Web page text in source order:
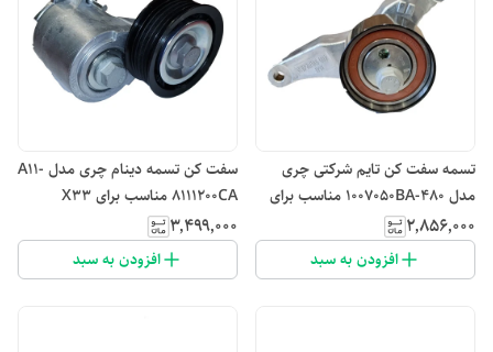
تسمه سفت کن تایم شرکتی چری
مدل 480-1007050BA مناسب برای
خودرو 315
۲٬۸۵۶٬۰۰۰
افزودن به سبد
سفت کن تسمه دینام چری مدل A11-
8111200CA مناسب برای X33
۳٬۴۹۹٬۰۰۰
افزودن به سبد